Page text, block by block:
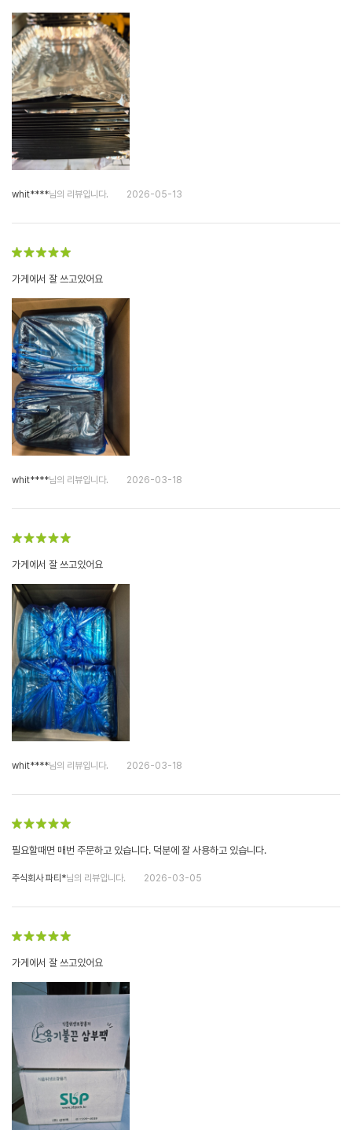
whit****님의 리뷰입니다. 2026-05-13
가게에서 잘 쓰고있어요
whit****님의 리뷰입니다. 2026-03-18
가게에서 잘 쓰고있어요
whit****님의 리뷰입니다. 2026-03-18
필요할때면 매번 주문하고 있습니다. 덕분에 잘 사용하고 있습니다.
주식회사 파티*님의 리뷰입니다. 2026-03-05
가게에서 잘 쓰고있어요